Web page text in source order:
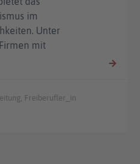
im
Unter
mit
Freiberufler_in